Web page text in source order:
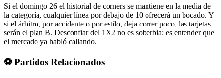
Si el domingo 26 el historial de corners se mantiene en la media de
la categoría, cualquier línea por debajo de 10 ofrecerá un bocado. Y
si el árbitro, por accidente o por estilo, deja correr poco, las tarjetas
serán el plan B. Desconfiar del 1X2 no es soberbia: es entender que
el mercado ya habló callando.
⚽ Partidos Relacionados